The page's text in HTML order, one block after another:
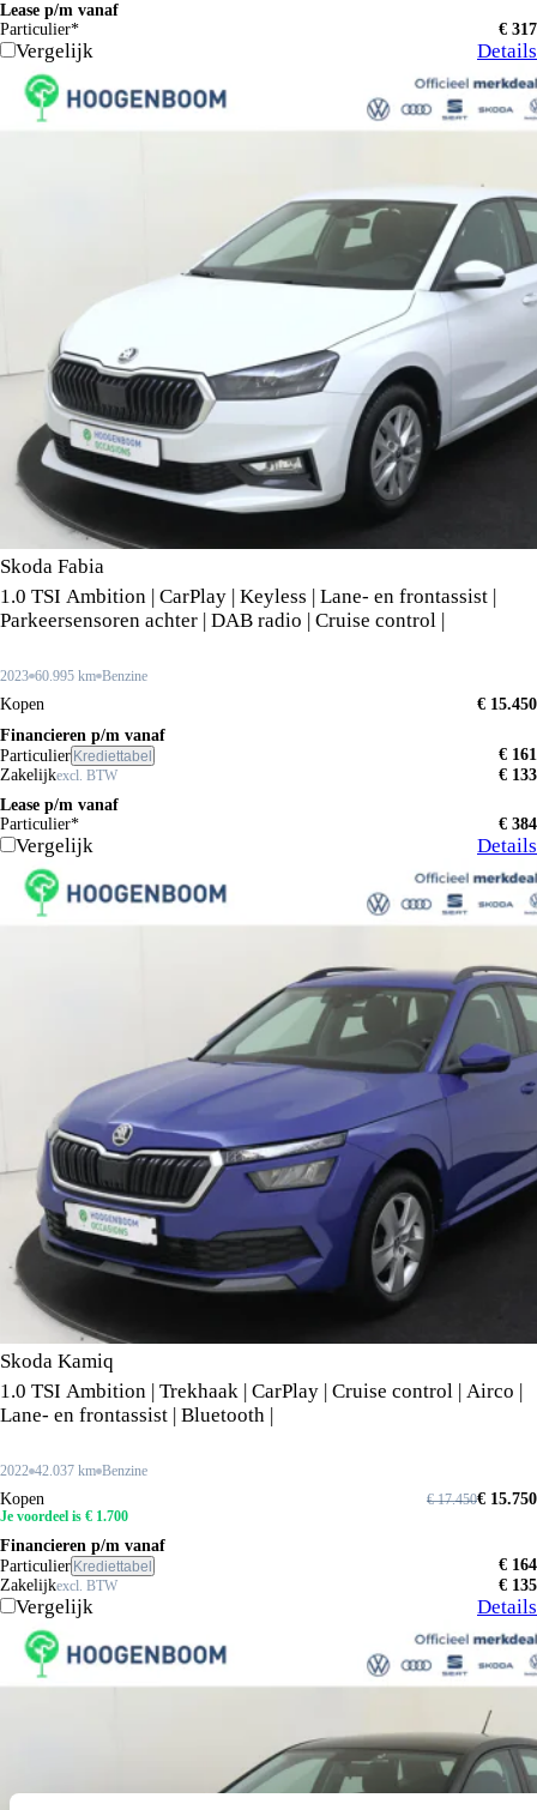
Lease p/m vanaf
Particulier*
€ 317
Vergelijk Details
Skoda Fabia
1.0 TSI Ambition | CarPlay | Keyless | Lane- en frontassist |
Parkeersensoren achter | DAB radio | Cruise control |
2023 60.995 km Benzine
Kopen
€ 15.450
Financieren p/m vanaf
Particulier Krediettabel
€ 161
Zakelijkexcl. BTW
€ 133
Lease p/m vanaf
Particulier*
€ 384
Vergelijk Details
Skoda Kamiq
1.0 TSI Ambition | Trekhaak | CarPlay | Cruise control | Airco |
Lane- en frontassist | Bluetooth |
2022 42.037 km Benzine
Kopen € 15.750
€ 17.450
Je voordeel is € 1.700
Financieren p/m vanaf
Particulier Krediettabel
€ 164
Zakelijkexcl. BTW € 135
Vergelijk Details